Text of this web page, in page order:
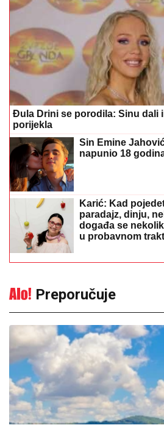
Đula Drini se porodila: Sinu dali
porijekla
Sin Emine
napunio 18
Karić: Kad
paradajz, dinju,
događa se
u probavnom
Preporučuje